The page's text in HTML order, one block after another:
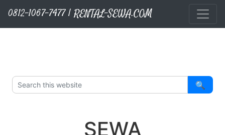
RENTAL-SEWA.COM
Layanan Kami
Sewa Sound System
Sewa TV Matador
Sewa Proyektor
Sewa Videotron
0812-1067-7477 | RENTAL-SEWA.COM
🔍
SEWA